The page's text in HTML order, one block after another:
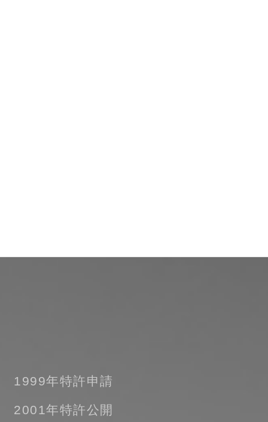
1999年特許申請
2001年特許公開